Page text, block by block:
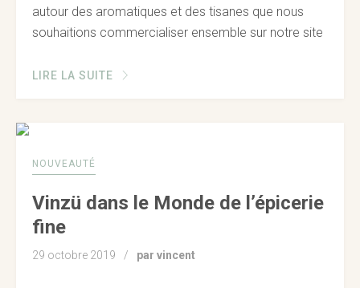
autour des aromatiques et des tisanes que nous
souhaitions commercialiser ensemble sur notre site
LIRE LA SUITE
NOUVEAUTÉ
Vinzü dans le Monde de l’épicerie
fine
29 octobre 2019 par vincent